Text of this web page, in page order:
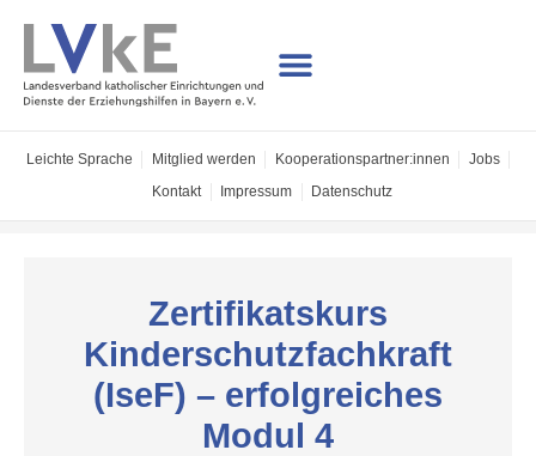
Leichte Sprache Mitglied werden Kooperations­partner:innen Jobs
Kontakt Impressum Datenschutz
Zertifikatskurs
Kinderschutzfachkraft
(IseF) – erfolgreiches
Modul 4